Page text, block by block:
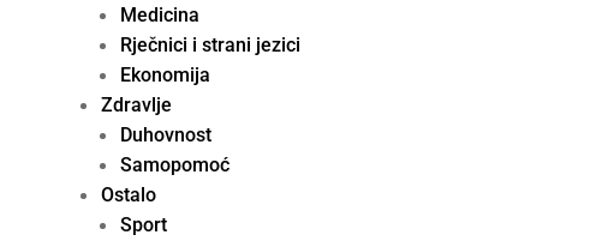
Medicina
Rječnici i strani jezici
Ekonomija
Zdravlje
Duhovnost
Samopomoć
Ostalo
Sport